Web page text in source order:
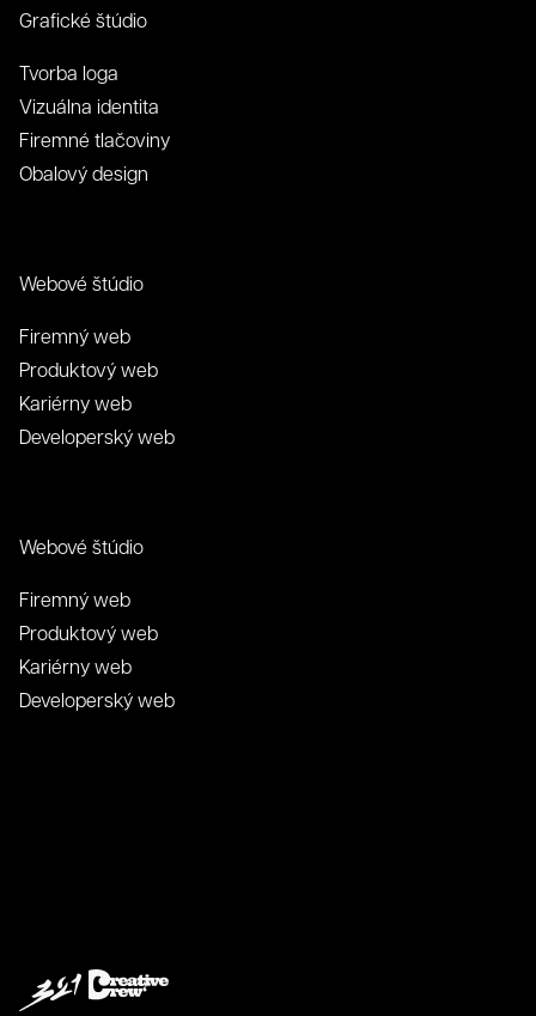
Grafické štúdio
Tvorba loga
Vizuálna identita
Firemné tlačoviny
Obalový design
Webové štúdio
Firemný web
Produktový web
Kariérny web
Developerský web
Webové štúdio
Firemný web
Produktový web
Kariérny web
Developerský web